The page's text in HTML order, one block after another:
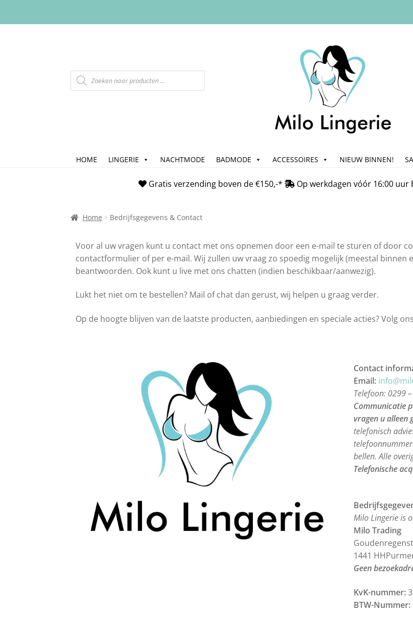
HOME LINGERIE NACHTMODE BADMODE ACCESSOIRES NIEUW BINNEN!
Algemene VoorwaardenBedrijfsgegevens & ContactBetalenBlog
Veelgestelde Vragen Verzendkosten & LevertijdenWebshop WinkelWinkelmand
Gratis verzending boven de €150,-* Op werkdagen vóór 16:00 uur
Home Bedrijfsgegevens & Contact
Voor al uw vragen kunt u contact met ons opnemen door een e-mail te sturen of door
contactformulier of per e-mail. Wij zullen uw vraag zo spoedig mogelijk (meestal binnen
beantwoorden. Ook kunt u live met ons chatten (indien beschikbaar/aanwezig).
Lukt het niet om te bestellen? Mail of chat dan gerust, wij helpen u graag verder.
Op de hoogte blijven van de laatste producten, aanbiedingen en speciale acties? Volg
Contact
Email:
Telefoon: 0299
Communicatie
vragen u alleen
telefonisch
bellen. Alle
Telefonische
Milo Lingerie is
Milo Trading
1441
Geen
KvK-nummer:
BTW-Nummer: